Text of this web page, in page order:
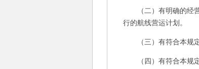
（二）有明确的经营
行的航线营运计划。
（三）有符合本规定
（四）有符合本规定